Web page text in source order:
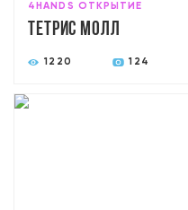
4HANDS ОТКРЫТИЕ
тетрис молл
1220 124